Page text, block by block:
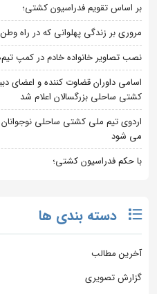
بر اساس تقویم فدراسیون کشتی؛
مروری بر زندگی پهلوانی که در راه
نصب تصاویر خانواده خادم در کمپ
اسامی داوران قضاوت کننده و اعضای
کشتی ساحلی بزرگسالان اعلام شد
می شود
با حکم فدراسیون کشتی؛
دسته بندی ها
آخرین مطالب
گزارش تصویری